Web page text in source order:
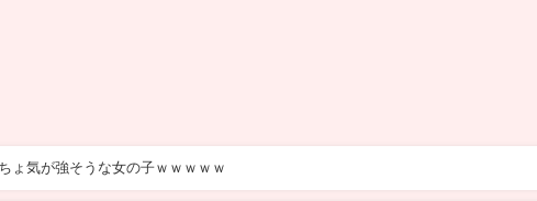
ょ気が強そうな女の子ｗｗｗｗｗ